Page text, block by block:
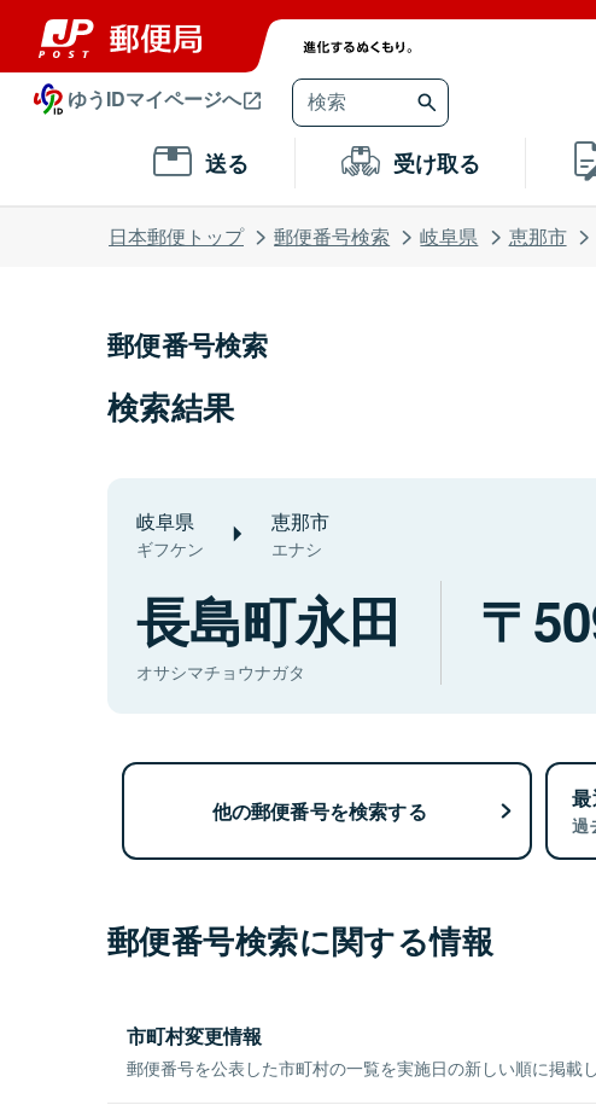
ゆうIDマイページへ
送る 受け取る
日本郵便トップ 郵便番号検索 岐阜県 恵那市
郵便番号検索
検索結果
岐阜県
ギフケン
恵那市
エナシ
長島町永田
オサシマチョウナガタ
他の郵便番号を検索する
過
郵便番号検索に関する情報
市町村変更情報
郵便番号を公表した市町村の一覧を実施日の新しい順に掲載